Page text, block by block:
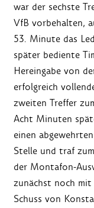
war der sechste
VfB vorbehalten,
53. Minute das
später bediente
Hereingabe von
erfolgreich
zweiten Treffer
Acht Minuten
einen
Stelle und traf
der Montafon-
zunächst noch
Schuss von